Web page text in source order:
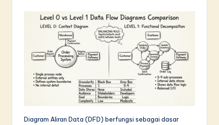
d
Diagram Aliran Data (DFD) berfungsi sebagai dasar